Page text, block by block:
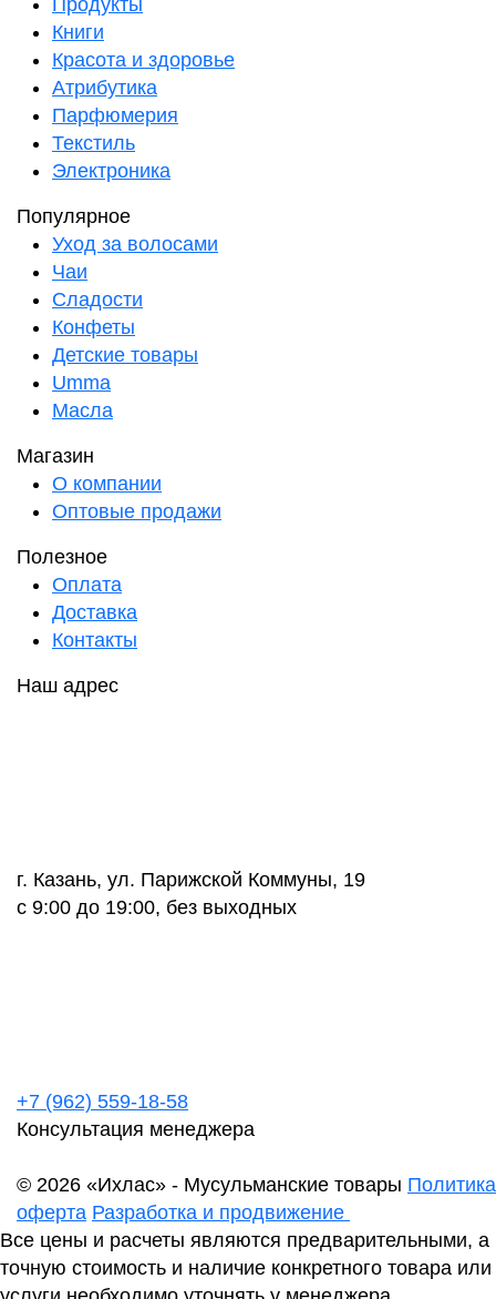
Книги
Красота и здоровье
Атрибутика
Парфюмерия
Текстиль
Электроника
Популярное
Уход за волосами
Чаи
Сладости
Конфеты
Детские товары
Umma
Масла
Магазин
О компании
Оптовые продажи
Полезное
Оплата
Доставка
Контакты
Наш адрес
г. Казань, ул. Парижской Коммуны, 19
с 9:00 до 19:00, без выходных
+7 (962) 559-18-58
Консультация менеджера
© 2026 «Ихлас» - Мусульманские товары
оферта Разработка и продвижение
Все цены и расчеты являются предварительными, а
точную стоимость и наличие конкретного товара или